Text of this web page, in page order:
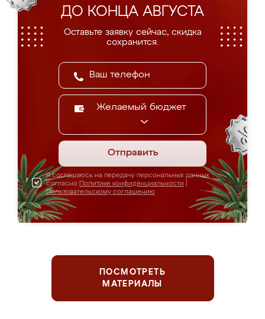
ДО КОНЦА АВГУСТА
Оставьте заявку сейчас, скидка
сохранится.
Желаемый бюджет
Отправить
Я соглашаюсь на передачу персональных данных
согласно Политике конфиденциальности
Пользовательскому соглашению
ПОСМОТРЕТЬ
МАТЕРИАЛЫ